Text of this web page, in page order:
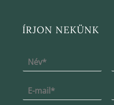
ÍRJON NEKÜNK